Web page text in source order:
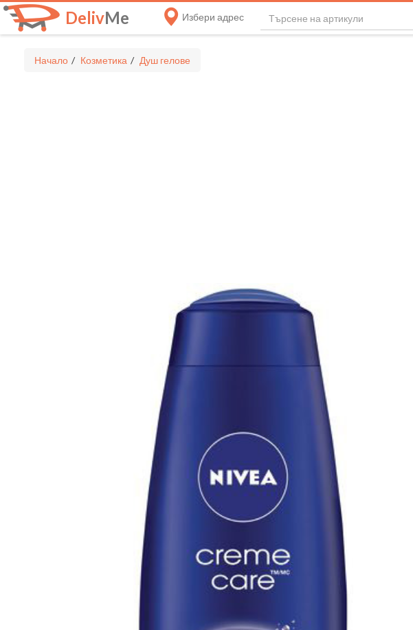
DelivMe Избери адрес
Начало Козметика Душ гелове